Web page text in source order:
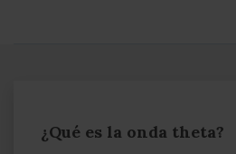
¿Qué es la onda theta?